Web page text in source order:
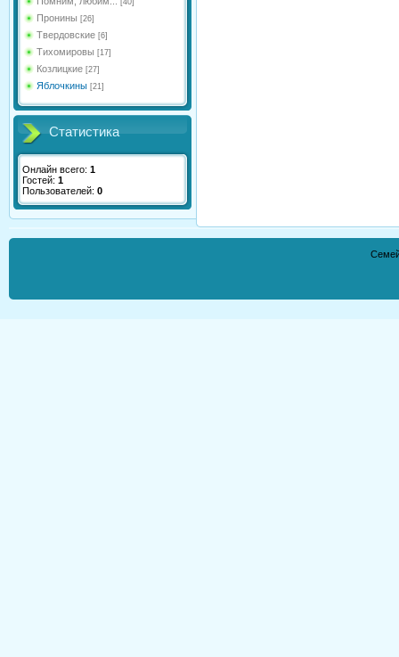
[40]
Пронины [26]
Твердовские [6]
Тихомировы [17]
Козлицкие [27]
Яблочкины [21]
Статистика
Онлайн всего: 1
Гостей: 1
Пользователей: 0